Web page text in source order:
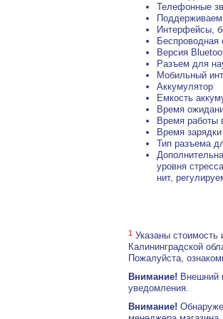
Телефонные
Интерфейсы,
Беспроводная
Версия
Разъем для
Мобильный
Аккумулятор
Емкость
Время
Время работы
Время
Тип разъема
уровня
нит,
1 Указаны стоимость
Калининградской
Пожалуйста,
Внимание! Внешний
уведомления.
Внимание!